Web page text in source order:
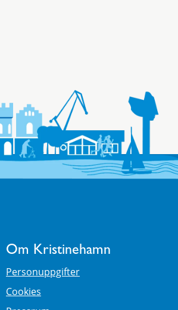
Om Kristinehamn
Personuppgifter
Cookies